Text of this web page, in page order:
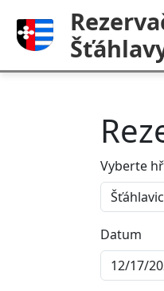
Vyberte
Datum